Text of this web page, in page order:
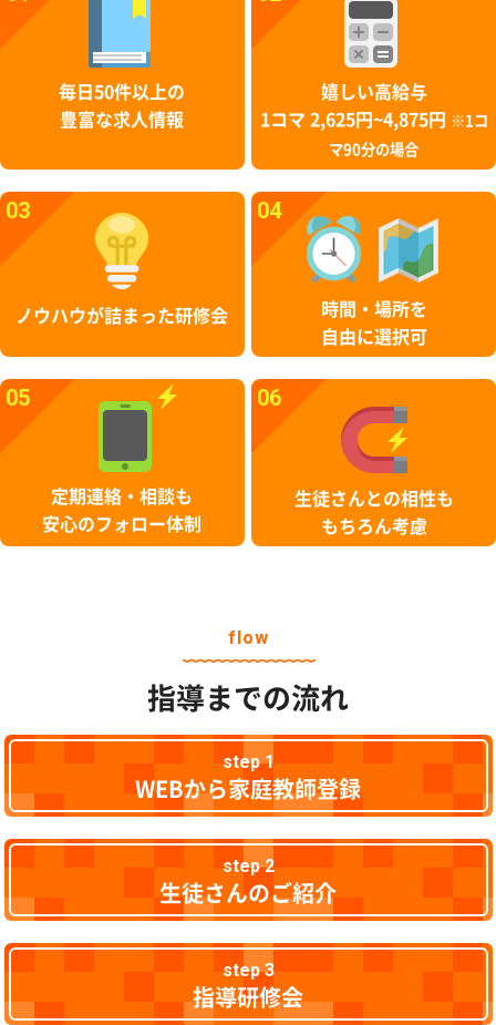
毎日50件以上の
豊富な求人情報
嬉しい高給与
1コマ 2,625円~4,875円
※1コ
マ90分の場合
03
ノウハウが詰まった研修会
04
時間・場所を
自由に選択可
05
定期連絡・相談も
安心のフォロー体制
06
生徒さんとの相性も
もちろん考慮
flow
指導までの流れ
step 1
WEBから家庭教師登録
step 2
生徒さんのご紹介
step 3
指導研修会